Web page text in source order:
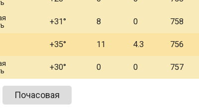
+31 8 0 758
+35 11 4.3 756
+30 0 0 757
Почасовая